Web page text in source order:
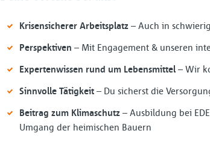
Krisensicherer Arbeitsplatz – Auch in
Perspektiven – Mit Engagement & unseren
Expertenwissen rund um Lebensmittel – Wir
Sinnvolle Tätigkeit – Du sicherst die
Beitrag zum Klimaschutz – Ausbildung bei
Umgang der heimischen Bauern